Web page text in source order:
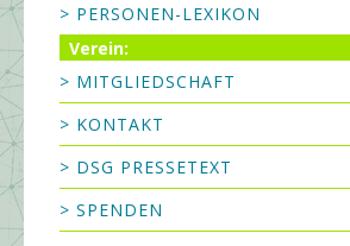
> PERSONEN-LEXIKON
Verein:
> MITGLIEDSCHAFT
> KONTAKT
> DSG PRESSETEXT
> SPENDEN